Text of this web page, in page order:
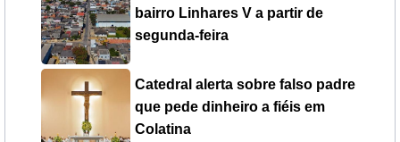
bairro Linhares V a partir de
segunda-feira
Catedral alerta sobre falso padre
que pede dinheiro a fiéis em
Colatina